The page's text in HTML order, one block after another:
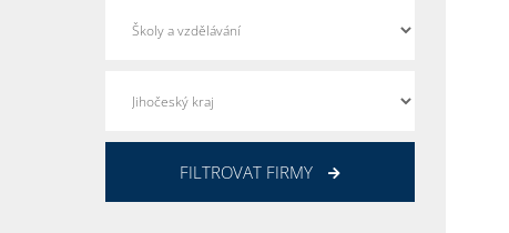
FILTROVAT FIRMY